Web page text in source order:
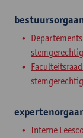
Interne